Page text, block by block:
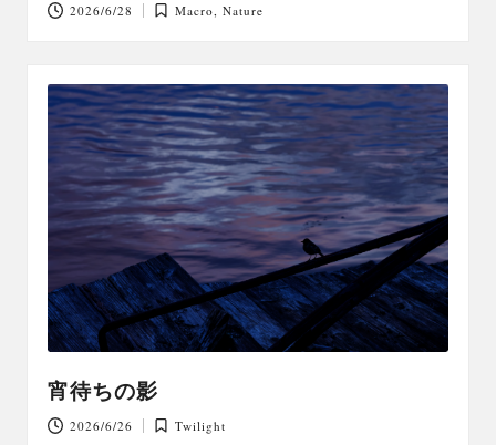
2026/6/28
Posted
Macro ,Nature
宵待ちの影
2026/6/26
Posted
Twilight